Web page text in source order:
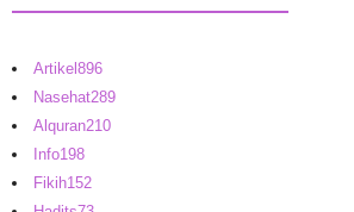
Artikel896
Nasehat289
Alquran210
Info198
Fikih152